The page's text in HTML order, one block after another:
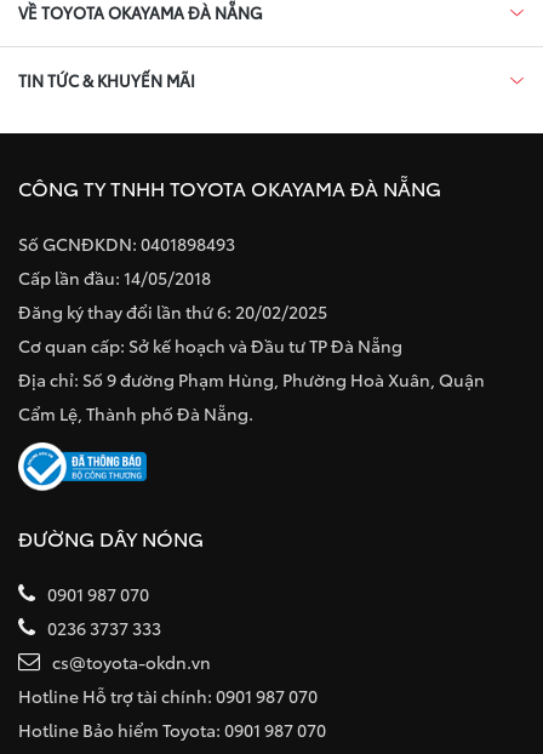
VỀ TOYOTA OKAYAMA ĐÀ NẴNG
TIN TỨC & KHUYẾN MÃI
CÔNG TY TNHH TOYOTA OKAYAMA ĐÀ NẴNG
Số GCNĐKDN: 0401898493
Cấp lần đầu: 14/05/2018
Đăng ký thay đổi lần thứ 6: 20/02/2025
Cơ quan cấp: Sở kế hoạch và Đầu tư TP Đà Nẵng
Địa chỉ: Số 9 đường Phạm Hùng, Phường Hoà Xuân, Quận
Cẩm Lệ, Thành phố Đà Nẵng.
ĐƯỜNG DÂY NÓNG
0901 987 070
0236 3737 333
cs@toyota-okdn.vn
Hotline Hỗ trợ tài chính: 0901 987 070
Hotline Bảo hiểm Toyota: 0901 987 070